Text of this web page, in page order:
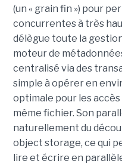
(un « grain fin ») pour
concurrentes à très
délègue toute la
moteur de
centralisé via des
simple à opérer en
optimale pour les
même fichier. Son
naturellement du
object storage, ce qui
lire et écrire en